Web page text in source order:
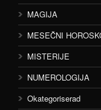
MAGIJA
MESEČNI
MISTERIJE
NUMEROLOGIJA
Okategoriserad